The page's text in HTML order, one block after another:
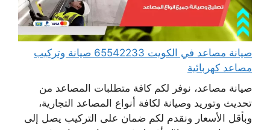
صيانة مصاعد في الكويت 65542233 صيانة وتركيب
مصاعد كهربائية
صيانة مصاعد، نوفر لكم كافة متطلبات المصاعد من
تحديث وتوريد وصيانة لكافة أنواع المصاعد التجارية،
وبأقل الأسعار ونقدم لكم ضمان على التركيب يصل إلى